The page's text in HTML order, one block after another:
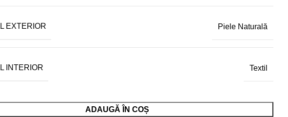
EXTERIOR Piele Naturală
INTERIOR Textil
ADAUGĂ ÎN COȘ